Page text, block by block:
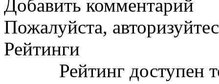
Добавить комментарий
Пожалуйста,
Рейтинги
Рейтинг доступен